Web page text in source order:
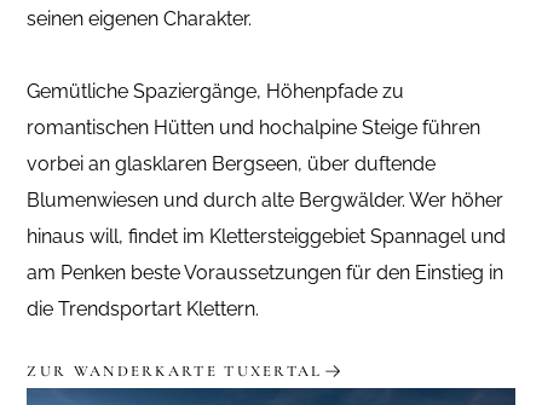
seinen eigenen Charakter.
Gemütliche Spaziergänge, Höhenpfade zu
romantischen Hütten und hochalpine Steige führen
vorbei an glasklaren Bergseen, über duftende
Blumenwiesen und durch alte Bergwälder. Wer höher
hinaus will, findet im Klettersteiggebiet Spannagel und
am Penken beste Voraussetzungen für den Einstieg in
die Trendsportart Klettern.
ZUR WANDERKARTE TUXERTAL